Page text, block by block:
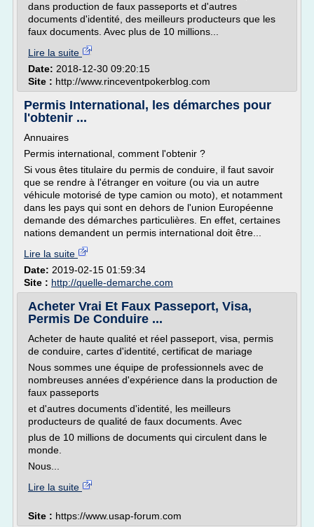
dans production de faux passeports et d'autres
documents d'identité, des meilleurs producteurs que les
faux documents. Avec plus de 10 millions...
Lire la suite
Date: 2018-12-30 09:20:15
Site : http://www.rinceventpokerblog.com
Permis International, les démarches pour
l'obtenir ...
Annuaires
Permis international, comment l'obtenir ?
Si vous êtes titulaire du permis de conduire, il faut savoir
que se rendre à l'étranger en voiture (ou via un autre
véhicule motorisé de type camion ou moto), et notamment
dans les pays qui sont en dehors de l'union Européenne
demande des démarches particulières. En effet, certaines
nations demandent un permis international doit être...
Lire la suite
Date: 2019-02-15 01:59:34
Site : http://quelle-demarche.com
Acheter Vrai Et Faux Passeport, Visa,
Permis De Conduire ...
Acheter de haute qualité et réel passeport, visa, permis
de conduire, cartes d'identité, certificat de mariage
Nous sommes une équipe de professionnels avec de
nombreuses années d'expérience dans la production de
faux passeports
et d'autres documents d'identité, les meilleurs
producteurs de qualité de faux documents. Avec
plus de 10 millions de documents qui circulent dans le
monde.
Nous...
Lire la suite
Site : https://www.usap-forum.com